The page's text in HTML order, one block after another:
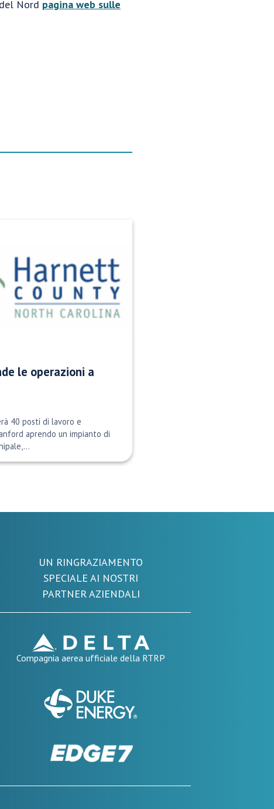
Nord pagina web sulle
le operazioni a
40 posti di lavoro e
aprendo un impianto di
UN RINGRAZIAMENTO
SPECIALE AI NOSTRI
PARTNER AZIENDALI
Compagnia aerea ufficiale della RTRP